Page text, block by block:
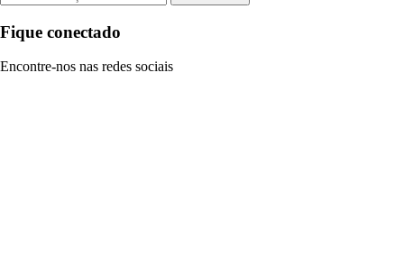
Fique conectado
Encontre-nos nas redes sociais